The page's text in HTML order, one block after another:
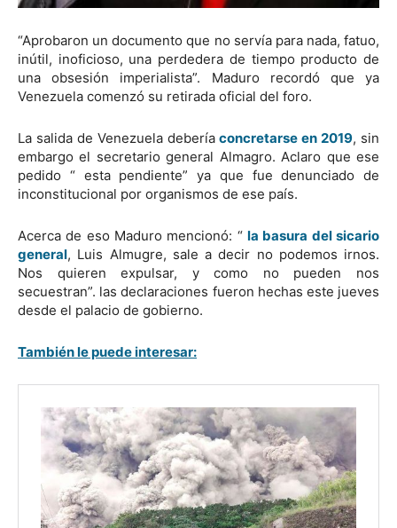
“Aprobaron un documento que no servía para nada, fatuo,
inútil, inoficioso, una perdedera de tiempo producto de
una obsesión imperialista”. Maduro recordó que ya
Venezuela comenzó su retirada oficial del foro.
La salida de Venezuela deberíaconcretarse en 2019, sin
embargo el secretario general Almagro. Aclaro que ese
pedido “ esta pendiente” ya que fue denunciado de
inconstitucional por organismos de ese país.
Acerca de eso Maduro mencionó: “ la basura del sicario
general, Luis Almugre, sale a decir no podemos irnos.
Nos quieren expulsar, y como no pueden nos
secuestran”. las declaraciones fueron hechas este jueves
desde el palacio de gobierno.
También le puede interesar: